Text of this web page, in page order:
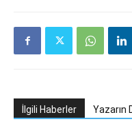
İlgili Haberler Yazarın